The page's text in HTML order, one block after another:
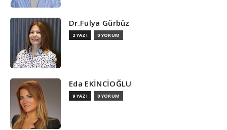
Dr.Fulya Gürbüz
2 YAZI 0 YORUM
Eda EKİNCİOĞLU
9 YAZI 0 YORUM